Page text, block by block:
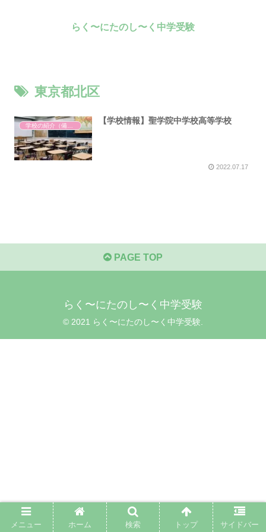
らく〜にたのし〜く中学受験
東京都北区
【学校情報】聖学院中学校高等学校
2022.07.17
PAGE TOP
らく〜にたのし〜く中学受験
© 2021 らく〜にたのし〜く中学受験.
メニュー ホーム 検索 トップ サイドバー